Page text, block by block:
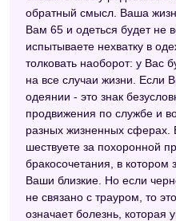
обратный смысл. Ваша
Вам 65 и одеться будет не
испытываете нехватку в
толковать наоборот: у Вас
на все случаи жизни. Если
одеянии - это знак
продвижения по службе и
разных жизненных сферах.
шествуете за похоронной
бракосочетания, в
Ваши близкие. Но если
не связано с трауром, то
означает болезнь,